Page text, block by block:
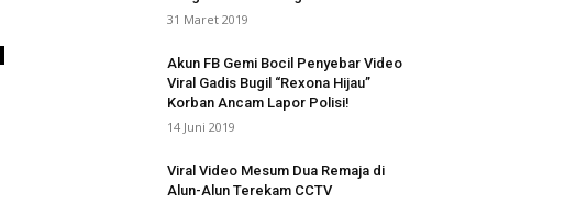
31 Maret 2019
Akun FB Gemi Bocil Penyebar Video
Viral Gadis Bugil “Rexona Hijau”
Korban Ancam Lapor Polisi!
14 Juni 2019
Viral Video Mesum Dua Remaja di
Alun-Alun Terekam CCTV